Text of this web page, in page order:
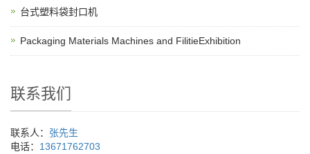
台式塑料袋封口机
Packaging Materials Machines and FilitieExhibition
联系我们
联系人： 张先生
电话： 13671762703